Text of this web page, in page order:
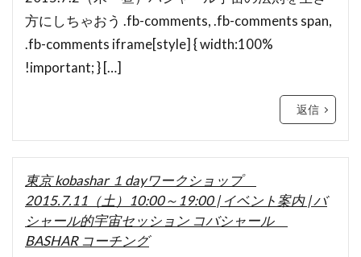
方にしちゃおう .fb-comments, .fb-comments span,
.fb-comments iframe[style] { width:100%
!important; } […]
返信
東京 kobashar １dayワークショップ
2015.7.11（土）10:00～19:00 | イベント案内 | バ
シャール的宇宙セッション コバシャール
BASHAR コーチング